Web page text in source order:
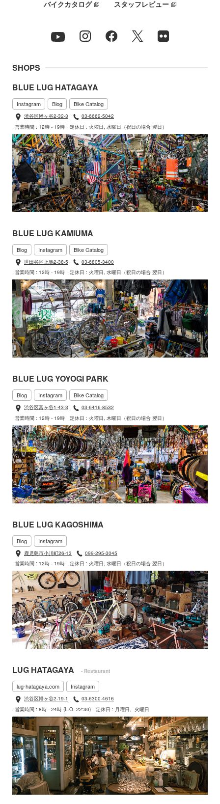
バイクカタログ スタッフレビュー
SHOPS
BLUE LUG HATAGAYA
Instagram Blog Bike Catalog
渋谷区幡ヶ谷2-32-3
03-6662-5042
営業時間 : 12時 - 19時
定休日 : 火曜日, 水曜日（祝日の場合 翌日）
BLUE LUG KAMIUMA
Blog Instagram Bike Catalog
世田谷区上馬2-38-5
03-6805-3400
営業時間 : 12時 - 19時
定休日 : 火曜日, 水曜日（祝日の場合 翌日）
BLUE LUG YOYOGI PARK
Blog Instagram Bike Catalog
渋谷区富ヶ谷1-43-3
03-6416-8532
営業時間 : 12時 - 19時
定休日 : 火曜日, 木曜日（祝日の場合 翌日）
BLUE LUG KAGOSHIMA
Blog Instagram
鹿児島市小川町26-13
099-295-3045
営業時間 : 12時 - 19時
定休日 : 火曜日, 水曜日（祝日の場合 翌日）
LUG HATAGAYA - Restaurant
lug-hatagaya.com Instagram
渋谷区幡ヶ谷2-19-1
03-6300-4616
営業時間 : 8時 - 24時 (L.O. 22:30)
定休日 : 月曜日、火曜日